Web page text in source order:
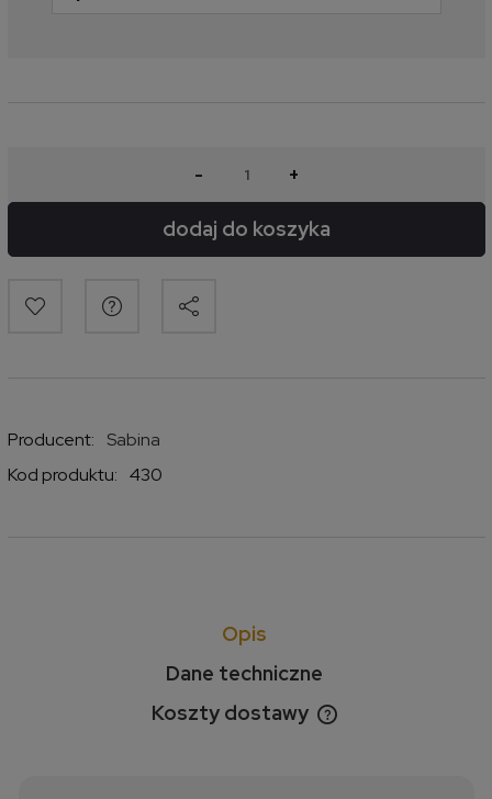
- +
dodaj do koszyka
Producent:
Sabina
Kod produktu: 430
Opis
Dane techniczne
Koszty dostawy
Cena nie zawiera ewentualnych kosztów płatności